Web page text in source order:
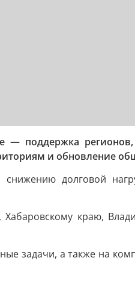
— поддержка
и обновление
долговой
краю,
задачи, а также на